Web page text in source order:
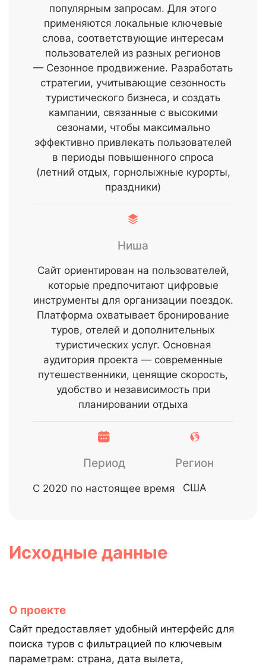
популярным запросам. Для этого
применяются локальные ключевые
слова, соответствующие интересам
пользователей из разных регионов
— Сезонное продвижение. Разработать
стратегии, учитывающие сезонность
туристического бизнеса, и создать
кампании, связанные с высокими
сезонами, чтобы максимально
эффективно привлекать пользователей
в периоды повышенного спроса
(летний отдых, горнолыжные курорты,
праздники)
Ниша
Сайт ориентирован на пользователей,
которые предпочитают цифровые
инструменты для организации поездок.
Платформа охватывает бронирование
туров, отелей и дополнительных
туристических услуг. Основная
аудитория проекта — современные
путешественники, ценящие скорость,
удобство и независимость при
планировании отдыха
Период
С 2020 по настоящее время
Регион
США
Исходные данные
О проекте
Сайт предоставляет удобный интерфейс для
поиска туров с фильтрацией по ключевым
параметрам: страна, дата вылета,